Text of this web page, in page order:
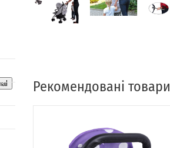
Рекомендовані товари